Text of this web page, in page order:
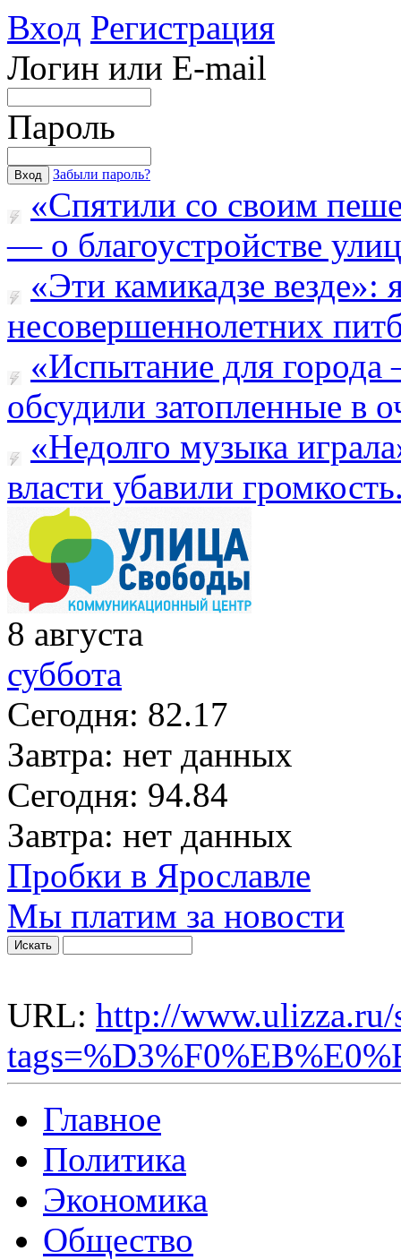
Вход Регистрация
Логин или E-mail
Пароль
Забыли пароль?
«Спятили со своим
— о благоустройстве
«Эти камикадзе везде»:
несовершеннолетних
«Испытание для
обсудили затопленные в
«Недолго музыка
власти убавили
8 августа
суббота
Сегодня: 82.17
Завтра: нет данных
Сегодня: 94.84
Завтра: нет данных
Пробки в Ярославле
Мы платим за новости
URL: http://
Главное
Политика
Экономика
Общество